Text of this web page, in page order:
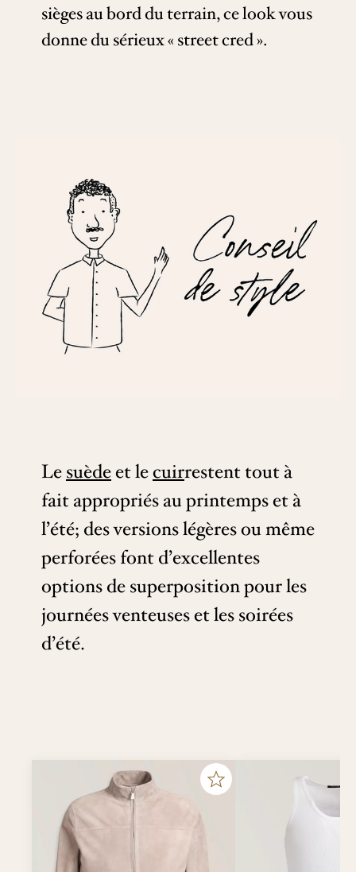
sièges au bord du terrain, ce look vous
donne du sérieux « street cred ».
Lesuèdeet lecuirrestent tout à
fait appropriés au printemps et à
l’été; des versions légères ou même
perforées font d’excellentes
options de superposition pour les
journées venteuses et les soirées
d’été.